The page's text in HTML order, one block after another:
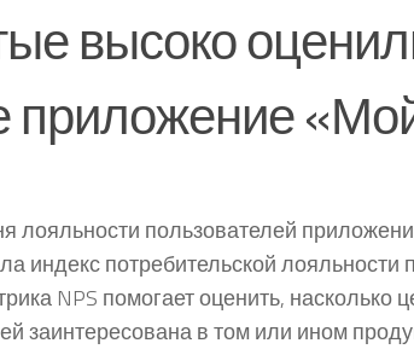
высоко
приложение
лояльности пользователей
индекс потребительской лояльности
NPS помогает оценить, насколько
заинтересована в том или ином